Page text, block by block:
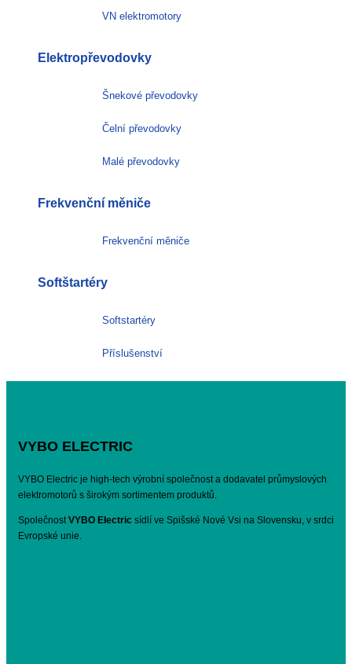
VN elektromotory
Elektropřevodovky
Šnekové převodovky
Čelní převodovky
Malé převodovky
Frekvenční měniče
Frekvenční měniče
Softštartéry
Softstartéry
Příslušenství
VYBO ELECTRIC
VYBO Electric je high-tech výrobní společnost a dodavatel průmyslových
elektromotorů s širokým sortimentem produktů.
SpolečnostVYBO Electric sídlí ve Spišské Nové Vsi na Slovensku, v srdci
Evropské unie.